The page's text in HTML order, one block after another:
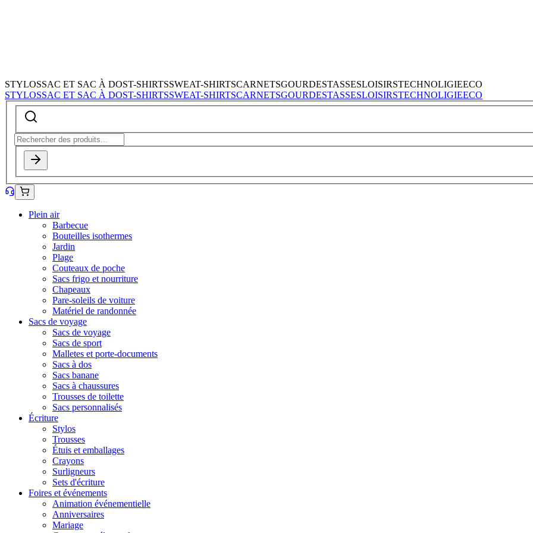
STYLOSSAC ET SAC À DOST-SHIRTSSWEAT-SHIRTSCARNETSGOURDESTASSESLOISIRSTECHNOLIGIEECO
STYLOSSAC ET SAC À DOST-SHIRTSSWEAT-SHIRTSCARNETSGOURDESTASSESLOISIRSTECHNOLIGIEECO
Plein air
Barbecue
Bouteilles isothermes
Jardin
Plage
Couteaux de poche
Sacs frigo et nourriture
Chapeaux
Pare-soleils de voiture
Matériel de randonnée
Sacs de voyage
Sacs de voyage
Sacs de sport
Malletes et porte-documents
Sacs à dos
Sacs banane
Sacs à chaussures
Trousses de toilette
Sacs personnalisés
Écriture
Stylos
Trousses
Étuis et emballages
Crayons
Surligneurs
Sets d'écriture
Foires et événements
Animation événementielle
Anniversaires
Mariage